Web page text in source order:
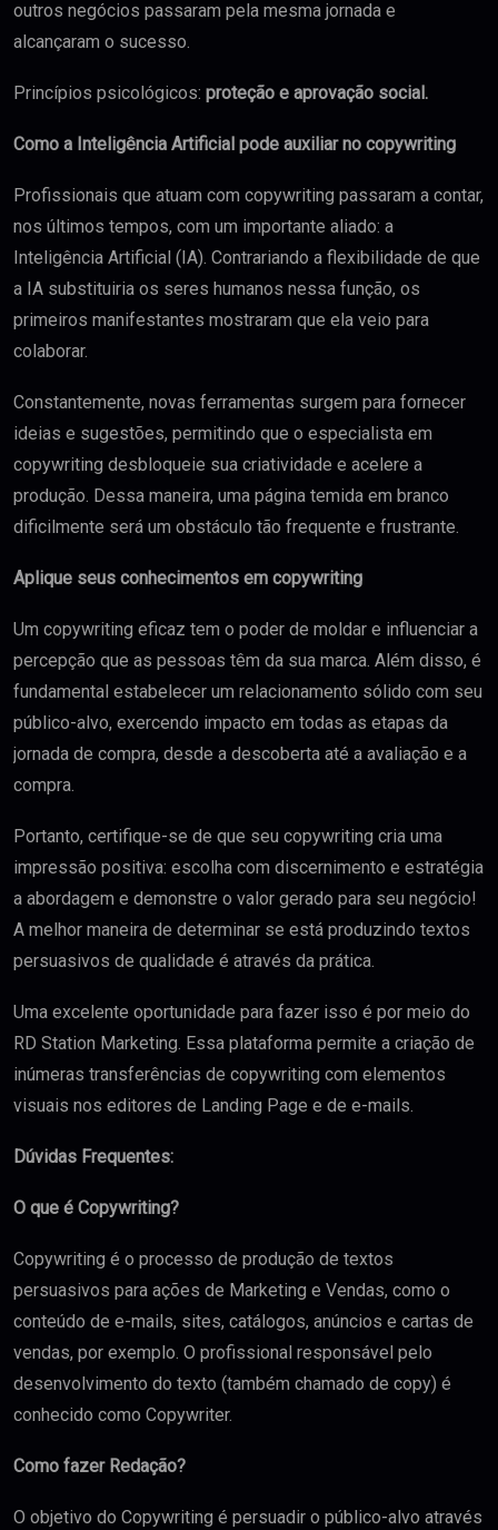
outros negócios passaram pela mesma jornada e
alcançaram o sucesso.
Princípios psicológicos: proteção e aprovação social.
Como a Inteligência Artificial pode auxiliar no copywriting
Profissionais que atuam com copywriting passaram a contar,
nos últimos tempos, com um importante aliado: a
Inteligência Artificial (IA). Contrariando a flexibilidade de que
a IA substituiria os seres humanos nessa função, os
primeiros manifestantes mostraram que ela veio para
colaborar.
Constantemente, novas ferramentas surgem para fornecer
ideias e sugestões, permitindo que o especialista em
copywriting desbloqueie sua criatividade e acelere a
produção. Dessa maneira, uma página temida em branco
dificilmente será um obstáculo tão frequente e frustrante.
Aplique seus conhecimentos em copywriting
Um copywriting eficaz tem o poder de moldar e influenciar a
percepção que as pessoas têm da sua marca. Além disso, é
fundamental estabelecer um relacionamento sólido com seu
público-alvo, exercendo impacto em todas as etapas da
jornada de compra, desde a descoberta até a avaliação e a
compra.
Portanto, certifique-se de que seu copywriting cria uma
impressão positiva: escolha com discernimento e estratégia
a abordagem e demonstre o valor gerado para seu negócio!
A melhor maneira de determinar se está produzindo textos
persuasivos de qualidade é através da prática.
Uma excelente oportunidade para fazer isso é por meio do
RD Station Marketing. Essa plataforma permite a criação de
inúmeras transferências de copywriting com elementos
visuais nos editores de Landing Page e de e-mails.
Dúvidas Frequentes:
O que é Copywriting?
Copywriting é o processo de produção de textos
persuasivos para ações de Marketing e Vendas, como o
conteúdo de e-mails, sites, catálogos, anúncios e cartas de
vendas, por exemplo. O profissional responsável pelo
desenvolvimento do texto (também chamado de copy) é
conhecido como Copywriter.
Como fazer Redação?
O objetivo do Copywriting é persuadir o público-alvo através